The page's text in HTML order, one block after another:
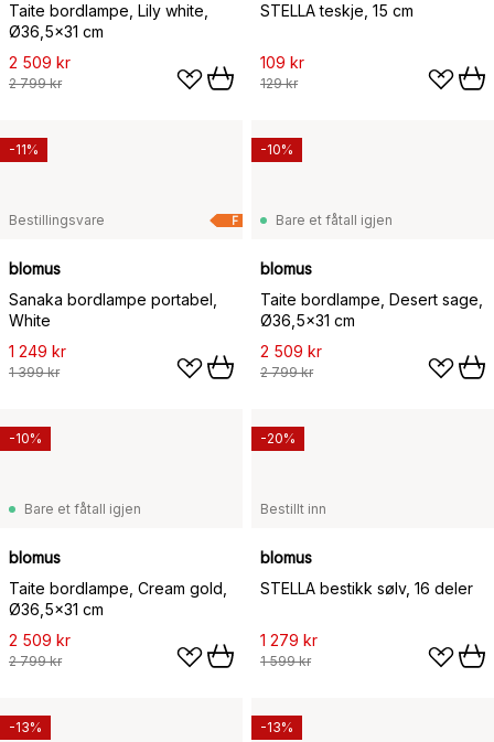
Taite bordlampe, Lily white,
Ø36,5x31 cm
2 509 kr
2 799 kr
STELLA teskje, 15 cm
109 kr
129 kr
F
Bestillingsvare
blomus
Sanaka bordlampe portabel,
White
1 249 kr
1 399 kr
-11%
Bare et fåtall igjen
blomus
Taite bordlampe, Desert sage,
Ø36,5x31 cm
2 509 kr
2 799 kr
-10%
Bare et fåtall igjen
blomus
Taite bordlampe, Cream gold,
Ø36,5x31 cm
2 509 kr
2 799 kr
-10%
Bestillt inn
blomus
STELLA bestikk sølv, 16 deler
1 279 kr
1 599 kr
-20%
-13% -13%